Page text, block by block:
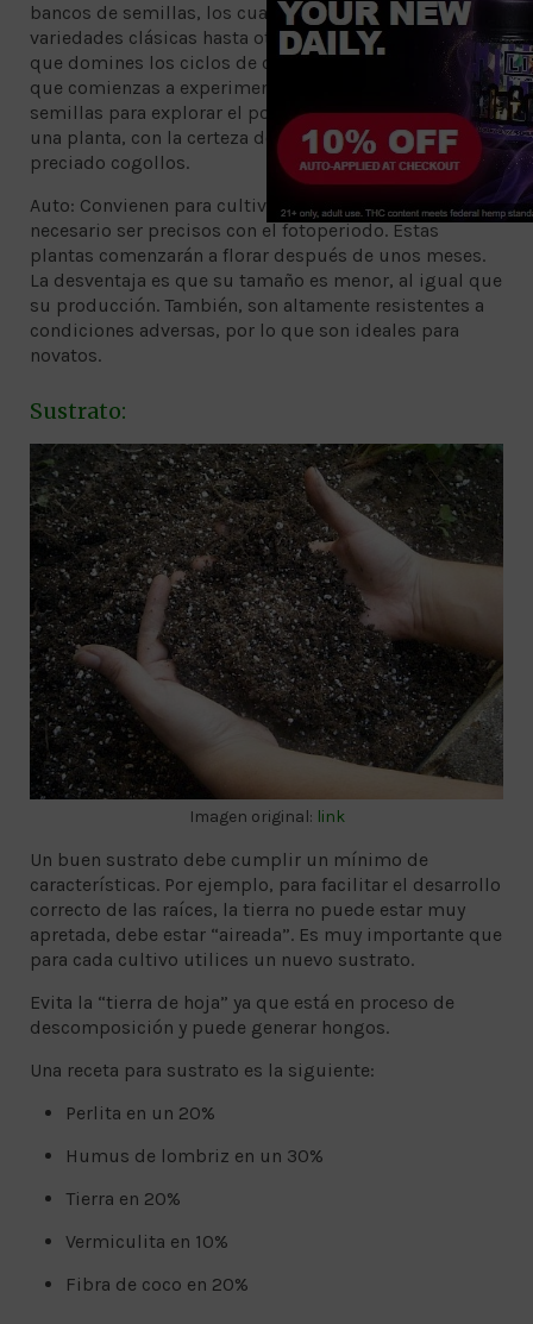
bancos de semillas, los cuales ofrecen desde
variedades clásicas hasta otras más exóticas. Una vez
que domines los ciclos de crecimiento, convendría
que comienzas a experimentar con este tipo de
semillas para explorar el potencial que puede alcanzar
una planta, con la certeza de que obtendrás tus
preciado cogollos.
Auto: Convienen para cultivos en exterior, pues no es
necesario ser precisos con el fotoperiodo. Estas
plantas comenzarán a florar después de unos meses.
La desventaja es que su tamaño es menor, al igual que
su producción. También, son altamente resistentes a
condiciones adversas, por lo que son ideales para
novatos.
Sustrato:
Imagen original: link
Un buen sustrato debe cumplir un mínimo de
características. Por ejemplo, para facilitar el desarrollo
correcto de las raíces, la tierra no puede estar muy
apretada, debe estar “aireada”. Es muy importante que
para cada cultivo utilices un nuevo sustrato.
Evita la “tierra de hoja” ya que está en proceso de
descomposición y puede generar hongos.
Una receta para sustrato es la siguiente:
Perlita en un 20%
Humus de lombriz en un 30%
Tierra en 20%
Vermiculita en 10%
Fibra de coco en 20%